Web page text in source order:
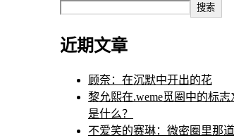
搜索
近期文章
顾奈：在沉默中开出的花
黎允熙在.weme觅圈中的标
是什么？
不爱笑的赛琳：微密圈里那